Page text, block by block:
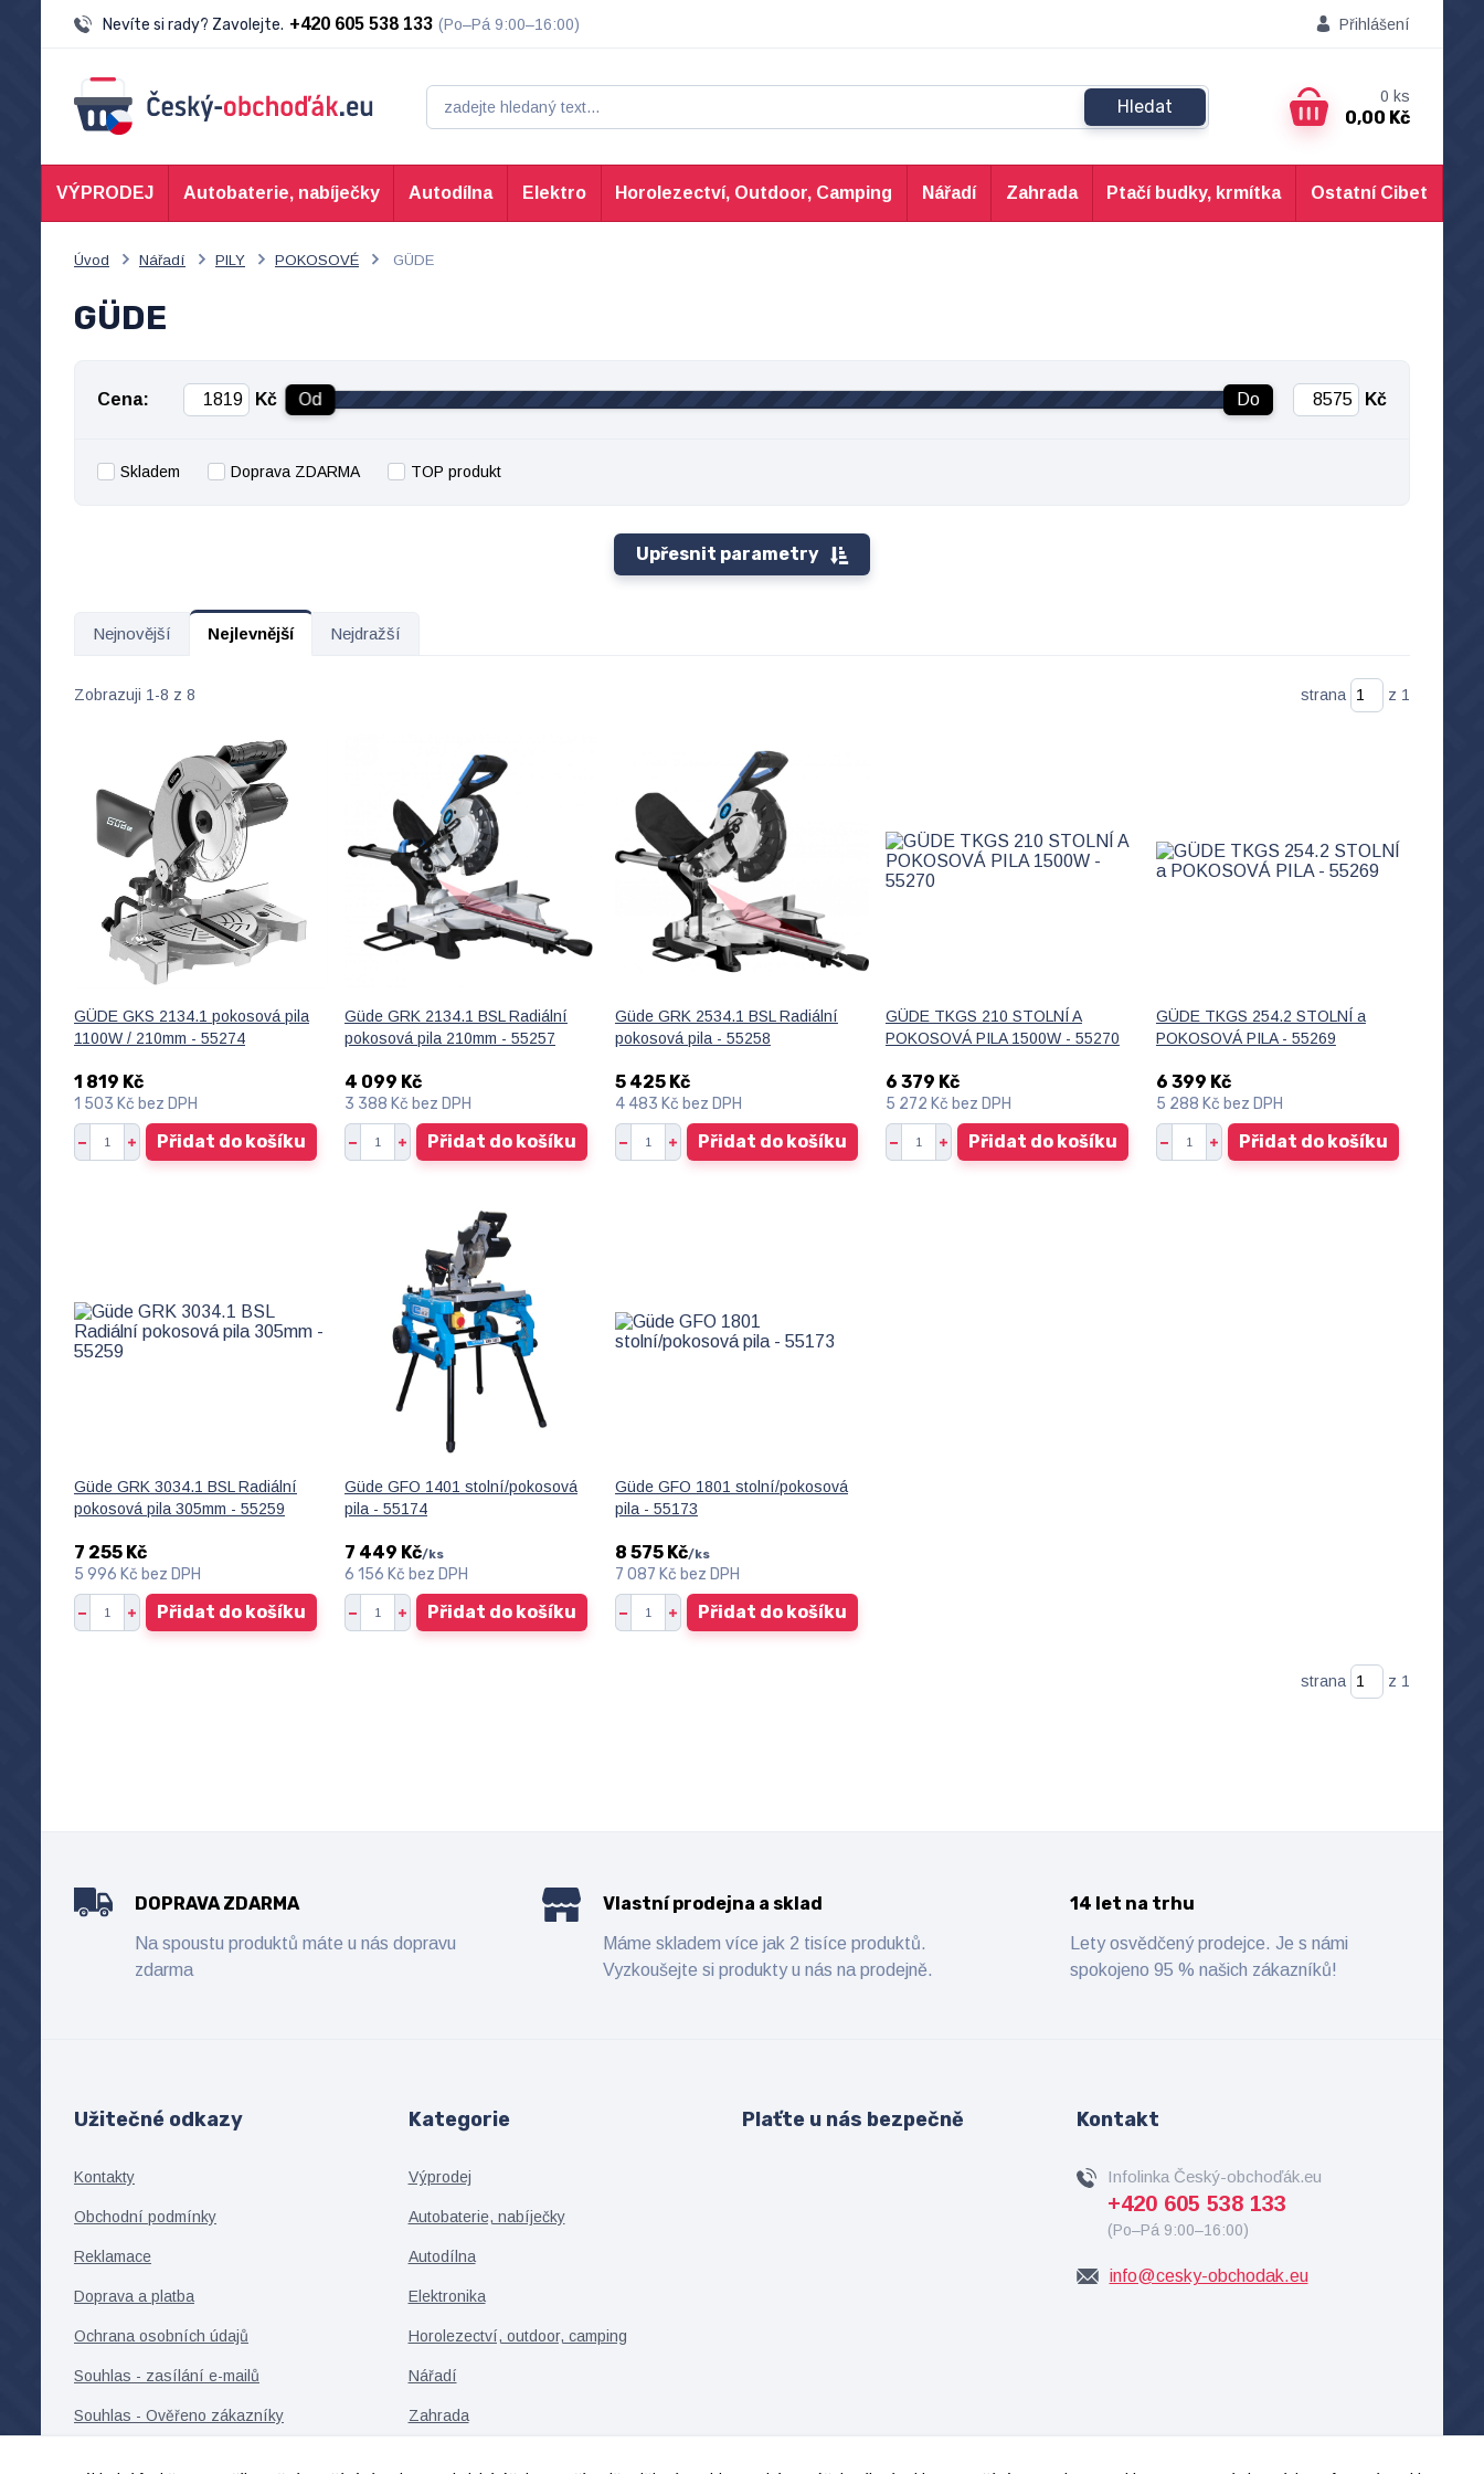
Přihlášení
Hledat
Nevíte si rady? Zavolejte. +420 605 538 133 (Po–Pá 9:00–16:00)
0 ks
0,00 Kč
VÝPRODEJ Autobaterie, nabíječky Autodílna Elektro Horolezectví, Outdoor, Camping Nářadí Zahrada Ptačí budky, krmítka Ostatní Cibet
Úvod Nářadí PILY POKOSOVÉ GÜDE
GÜDE
Upřesnit parametry
Cena: Kč Od Do Kč
Skladem Doprava ZDARMA TOP produkt
Nejnovější Nejlevnější Nejdražší
Zobrazuji 1-8 z 8 strana z 1
GÜDE GKS 2134.1 pokosová pila
1100W / 210mm - 55274
1 819 Kč
1 503 Kč bez DPH
Přidat do košíku
Güde GRK 2134.1 BSL Radiální
pokosová pila 210mm - 55257
4 099 Kč
3 388 Kč bez DPH
Přidat do košíku
Güde GRK 2534.1 BSL Radiální
pokosová pila - 55258
5 425 Kč
4 483 Kč bez DPH
Přidat do košíku
GÜDE TKGS 210 STOLNÍ A
POKOSOVÁ PILA 1500W - 55270
6 379 Kč
5 272 Kč bez DPH
Přidat do košíku
GÜDE TKGS 254.2 STOLNÍ a
POKOSOVÁ PILA - 55269
6 399 Kč
5 288 Kč bez DPH
Přidat do košíku
Güde GRK 3034.1 BSL Radiální
pokosová pila 305mm - 55259
7 255 Kč
5 996 Kč bez DPH
Přidat do košíku
Güde GFO 1401 stolní/pokosová
pila - 55174
7 449 Kč/ks
6 156 Kč bez DPH
Přidat do košíku
Güde GFO 1801 stolní/pokosová
pila - 55173
8 575 Kč/ks
7 087 Kč bez DPH
Přidat do košíku
strana z 1
DOPRAVA ZDARMA
Na spoustu produktů máte u nás dopravu
zdarma
Vlastní prodejna a sklad
Máme skladem více jak 2 tisíce produktů.
Vyzkoušejte si produkty u nás na prodejně.
14 let na trhu
Lety osvědčený prodejce. Je s námi
spokojeno 95 % našich zákazníků!
Užitečné odkazy
Kontakty
Obchodní podmínky
Reklamace
Doprava a platba
Ochrana osobních údajů
Souhlas - zasílání e-mailů
Souhlas - Ověřeno zákazníky
Kategorie
Výprodej
Autobaterie, nabíječky
Autodílna
Elektronika
Horolezectví, outdoor, camping
Nářadí
Zahrada
Plaťte u nás bezpečně Kontakt
Infolinka Český-obchoďák.eu
+420 605 538 133
(Po–Pá 9:00–16:00)
info@cesky-obchodak.eu